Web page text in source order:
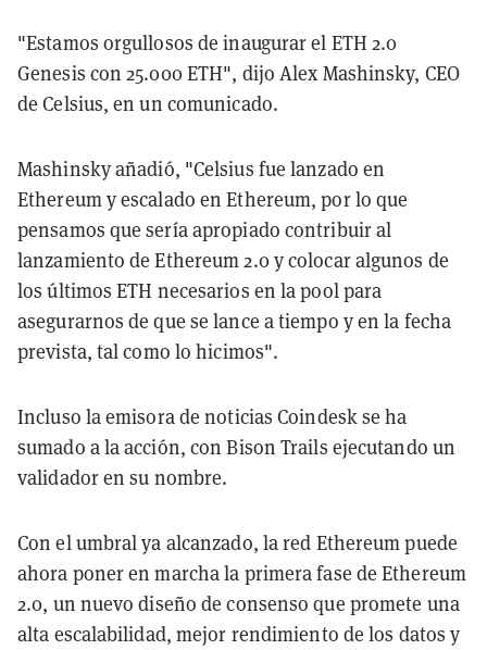
"Estamos orgullosos de inaugurar el ETH 2.0
Genesis con 25.000 ETH", dijo Alex Mashinsky, CEO
de Celsius, en un comunicado.
Mashinsky añadió, "Celsius fue lanzado en
Ethereum y escalado en Ethereum, por lo que
pensamos que sería apropiado contribuir al
lanzamiento de Ethereum 2.0 y colocar algunos de
los últimos ETH necesarios en la pool para
asegurarnos de que se lance a tiempo y en la fecha
prevista, tal como lo hicimos".
Incluso la emisora de noticias Coindesk se ha
sumado a la acción, con Bison Trails ejecutando un
validador en su nombre.
Con el umbral ya alcanzado, la red Ethereum puede
ahora poner en marcha la primera fase de Ethereum
2.0, un nuevo diseño de consenso que promete una
alta escalabilidad, mejor rendimiento de los datos y